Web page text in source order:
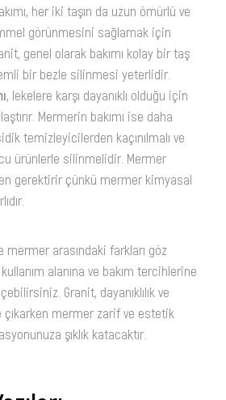
her iki taşın da uzun ömürlü ve
görünmesini sağlamak için
genel olarak bakımı kolay bir taş
bir bezle silinmesi yeterlidir.
, lekelere karşı dayanıklı olduğu için
Mermerin bakımı ise daha
temizleyicilerden kaçınılmalı ve
ürünlerle silinmelidir. Mermer
gerektirir çünkü mermer kimyasal
mermer arasındaki farkları göz
alanına ve bakım tercihlerine
Granit, dayanıklılık ve
çıkarken mermer zarif ve estetik
şıklık katacaktır.